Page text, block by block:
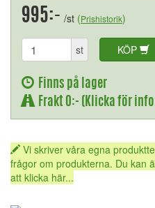
995:- /st (Prishistorik)
st KÖP
Finns på lager
Frakt 0:- (Klicka för info
Vi skriver våra egna
frågor om produkterna. Du kan
att klicka här...